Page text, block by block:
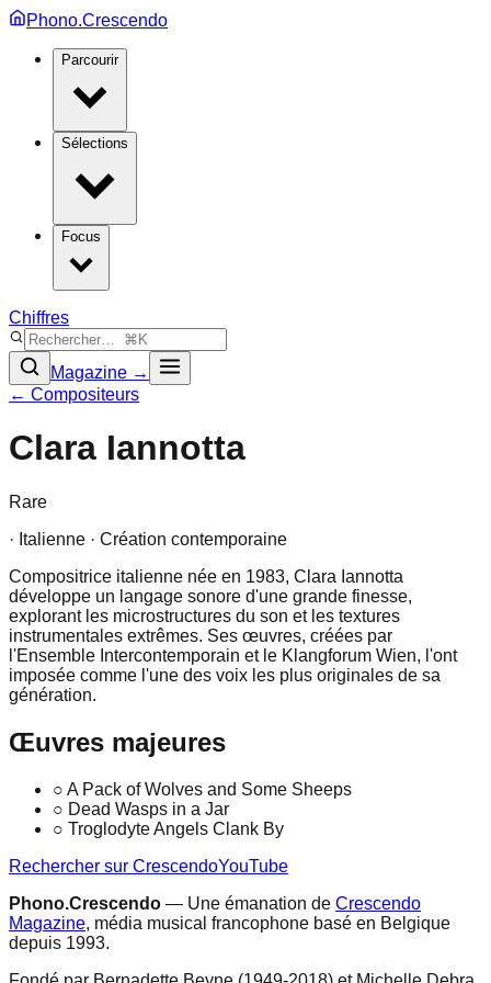
Phono.Crescendo
Parcourir
Sélections
Focus
Chiffres
Magazine →
← Compositeurs
Clara Iannotta
Rare
· Italienne · Création contemporaine
Compositrice italienne née en 1983, Clara Iannotta
développe un langage sonore d'une grande finesse,
explorant les microstructures du son et les textures
instrumentales extrêmes. Ses œuvres, créées par
l'Ensemble Intercontemporain et le Klangforum Wien, l'ont
imposée comme l'une des voix les plus originales de sa
génération.
Œuvres majeures
○ A Pack of Wolves and Some Sheeps
○ Dead Wasps in a Jar
○ Troglodyte Angels Clank By
Rechercher sur CrescendoYouTube
Phono.Crescendo — Une émanation de Crescendo
Magazine, média musical francophone basé en Belgique
depuis 1993.